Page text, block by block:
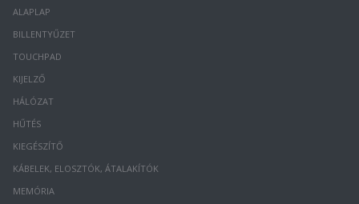
ALAPLAP
BILLENTYŰZET
TOUCHPAD
KIJELZŐ
HÁLÓZAT
HŰTÉS
KIEGÉSZÍTŐ
KÁBELEK, ELOSZTÓK, ÁTALAKÍTÓK
MEMÓRIA